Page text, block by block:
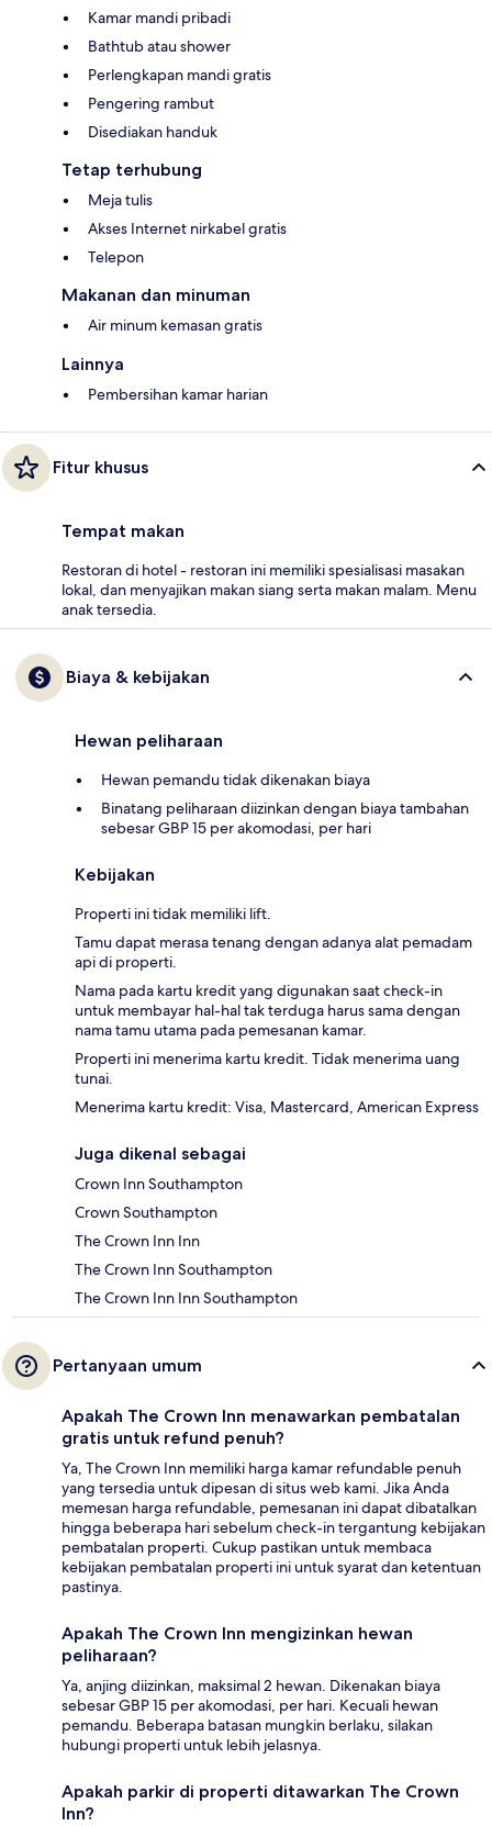
Kamar mandi pribadi
Bathtub atau shower
Perlengkapan mandi gratis
Pengering rambut
Disediakan handuk
Tetap terhubung
Meja tulis
Akses Internet nirkabel gratis
Telepon
Makanan dan minuman
Air minum kemasan gratis
Lainnya
Pembersihan kamar harian
Fitur khusus
Tempat makan
Restoran di hotel - restoran ini memiliki spesialisasi masakan
lokal, dan menyajikan makan siang serta makan malam. Menu
anak tersedia.
Biaya & kebijakan
Hewan peliharaan
Hewan pemandu tidak dikenakan biaya
Binatang peliharaan diizinkan dengan biaya tambahan
sebesar GBP 15 per akomodasi, per hari
Kebijakan
Properti ini tidak memiliki lift.
Tamu dapat merasa tenang dengan adanya alat pemadam
api di properti.
Nama pada kartu kredit yang digunakan saat check-in
untuk membayar hal-hal tak terduga harus sama dengan
nama tamu utama pada pemesanan kamar.
Properti ini menerima kartu kredit. Tidak menerima uang
tunai.
Menerima kartu kredit: Visa, Mastercard, American Express
Juga dikenal sebagai
Crown Inn Southampton
Crown Southampton
The Crown Inn Inn
The Crown Inn Southampton
The Crown Inn Inn Southampton
Pertanyaan umum
Apakah The Crown Inn menawarkan pembatalan
gratis untuk refund penuh?
Ya, The Crown Inn memiliki harga kamar refundable penuh
yang tersedia untuk dipesan di situs web kami. Jika Anda
memesan harga refundable, pemesanan ini dapat dibatalkan
hingga beberapa hari sebelum check-in tergantung kebijakan
pembatalan properti. Cukup pastikan untuk membaca
kebijakan pembatalan properti ini untuk syarat dan ketentuan
pastinya.
Apakah The Crown Inn mengizinkan hewan
peliharaan?
Ya, anjing diizinkan, maksimal 2 hewan. Dikenakan biaya
sebesar GBP 15 per akomodasi, per hari. Kecuali hewan
pemandu. Beberapa batasan mungkin berlaku, silakan
hubungi properti untuk lebih jelasnya.
Apakah parkir di properti ditawarkan The Crown
Inn?